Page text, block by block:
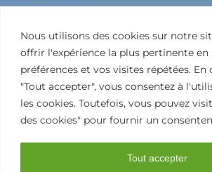
Nous utilisons des cookies sur notre
offrir l'expérience la plus pertinente
préférences et vos visites répétées. En
"Tout accepter", vous consentez à
les cookies. Toutefois, vous pouvez
des cookies" pour fournir un
Tout accepter
Services
Actus
Jobs